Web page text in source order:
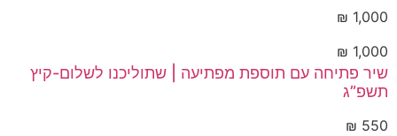
₪ 1,000
חדש! מחרוזת | אבטח בך+קטע תיפוף | חורף תשפ”ד
₪ 1,000
שיר פתיחה עם תוספת מפתיעה | שתוליכנו לשלום-קיץ
תשפ”ג
₪ 550